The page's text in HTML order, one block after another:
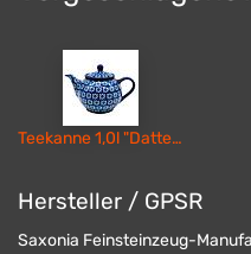
Teekanne 1,0l "Dattein"
Hersteller / GPSR
Saxonia Feinsteinzeug-